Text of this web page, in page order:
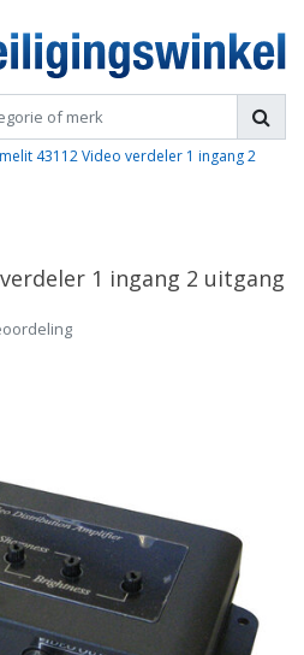
43112 Video verdeler 1 ingang 2
1 ingang 2 uitgang